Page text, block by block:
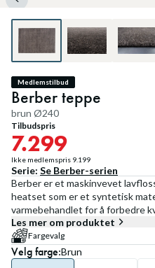
Medlemstilbud
Berber teppe
brun Ø240
Tilbudspris
7.299
Ikke medlemspris 9.199
Serie: Se Berber-serien
Berber er et maskinvevet
heatset som er et syntetisk
varmebehandlet for å forbedre
Les mer om produktet
Fargevalg
Velgfarge:Brun